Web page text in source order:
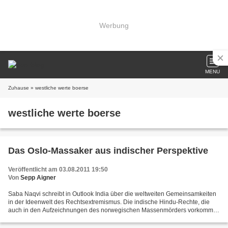
Werbung
MENU
Zuhause » westliche werte boerse
westliche werte boerse
Das Oslo-Massaker aus indischer Perspektive
Veröffentlicht am 03.08.2011 19:50
Von Sepp Aigner
Saba Naqvi schreibt in Outlook India über die weltweiten Gemeinsamkeiten
in der Ideenwelt des Rechtsextremismus. Die indische Hindu-Rechte, die
auch in den Aufzeichnungen des norwegischen Massenmörders vorkommt,